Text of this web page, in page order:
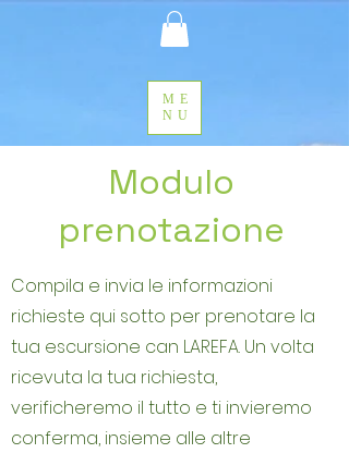
ME
NU
Modulo
prenotazione
Compila e invia le informazioni
richieste qui sotto per prenotare la
tua escursione can LAREFA. Un volta
ricevuta la tua richiesta,
verificheremo il tutto e ti invieremo
conferma, insieme alle altre